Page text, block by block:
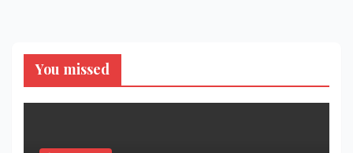
You missed